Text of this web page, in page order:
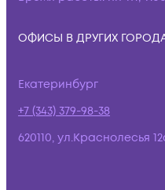
ОФИСЫ В ДРУГИХ
Екатеринбург
+7 (343) 379-98-38
620110, ул.Краснолесья